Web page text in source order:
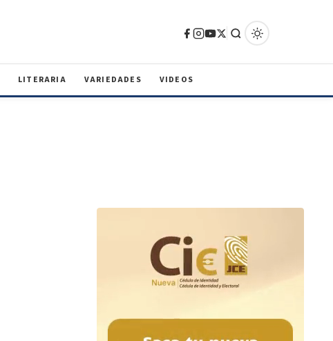
LITERARIA VARIEDADES VIDEOS